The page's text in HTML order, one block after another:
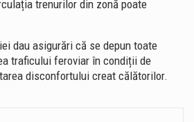
trenurilor din zonă poate
dau asigurări că se depun toate
traficului feroviar în condiții de
disconfortului creat călătorilor.